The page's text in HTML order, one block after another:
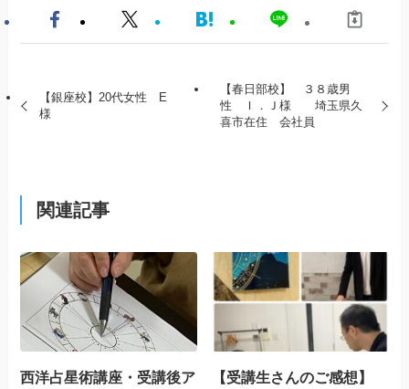
【銀座校】20代女性 E
様
【春日部校】 ３８歳男
性 Ｉ．Ｊ様 埼玉県久
喜市在住 会社員
関連記事
西洋占星術講座・受講後ア
【受講生さんのご感想】